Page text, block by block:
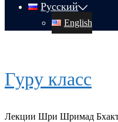
Русский
English
Гуру класс
Лекции Шри Шримад